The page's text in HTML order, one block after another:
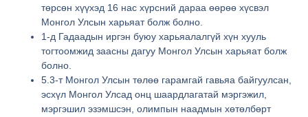
төрсөн хүүхэд 16 нас хүрсний дараа өөрөө хүсвэл
Монгол Улсын харьяат болж болно.
1-д Гадаадын иргэн буюу харьяалалгүй хүн хууль
тогтоомжид заасны дагуу Монгол Улсын харьяат болж
болно.
5.3-т Монгол Улсын төлөө гарамгай гавьяа байгуулсан,
эсхүл Монгол Улсад онц шаардлагатай мэргэжил,
мэргэшил эзэмшсэн, олимпын наадмын хөтөлбөрт